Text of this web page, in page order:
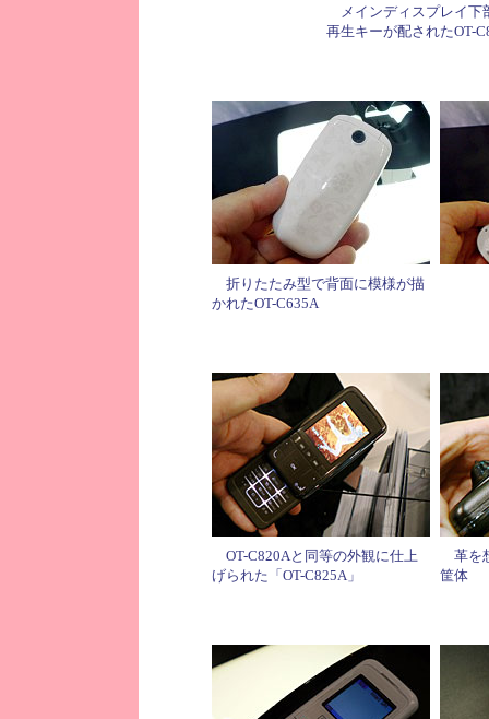
メインディスプレイ下
再生キーが配されたOT-
折りたたみ型で背面に模様が描
かれたOT-C635A
OT-C820Aと同等の外観に仕上
げられた「OT-C825A」
革を
筐体